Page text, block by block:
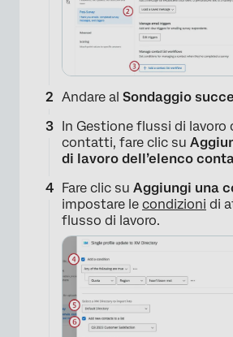
Andare al Sondaggio
In Gestione flussi di lavoro
contatti, fare clic su
di lavoro dell’elenco
Fare clic su Aggiungi una
impostare le condizioni di
flusso di lavoro.